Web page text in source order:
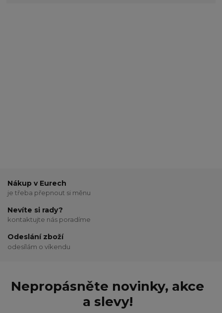
Nákup v Eurech
je třeba přepnout si měnu
Nevíte si rady?
kontaktujte nás poradíme
Odeslání zboží
odesílám o víkendu
Nepropásněte novinky, akce
a slevy!